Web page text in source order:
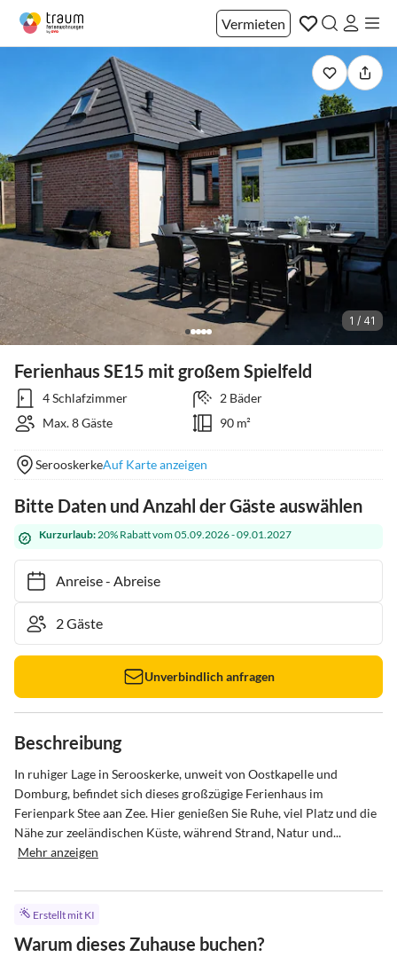
Vermieten
1 / 41
Ferienhaus SE15 mit großem Spielfeld
4 Schlafzimmer
2 Bäder
Max. 8 Gäste
90 m²
SerooskerkeAuf Karte anzeigen
Bitte Daten und Anzahl der Gäste auswählen
Kurzurlaub:20% Rabatt vom 05.09.2026 - 09.01.2027
Anreise- Abreise
Unverbindlich anfragen
Beschreibung
In ruhiger Lage in Serooskerke, unweit von Oostkapelle und
Domburg, befindet sich dieses großzügige Ferienhaus im
Ferienpark Stee aan Zee. Hier genießen Sie Ruhe, viel Platz und die
Nähe zur zeeländischen Küste, während Strand, Natur und...
Mehr anzeigen
Erstellt mit KI
Warum dieses Zuhause buchen?